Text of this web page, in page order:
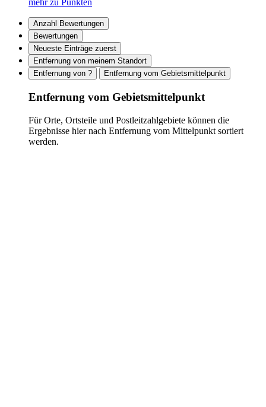
mehr zu Punkten
Anzahl Bewertungen
Bewertungen
Neueste Einträge zuerst
Entfernung von meinem Standort
Entfernung von ?
Entfernung vom Gebietsmittelpunkt
Entfernung vom Gebietsmittelpunkt
Für Orte, Ortsteile und Postleitzahlgebiete können die
Ergebnisse hier nach Entfernung vom Mittelpunkt sortiert
werden.